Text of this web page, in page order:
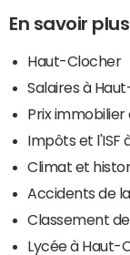
En savoir
Haut-Clocher
Salaires à
Prix
Impôts et l'ISF
Climat et
Accidents de
Classement
Lycée à Haut-